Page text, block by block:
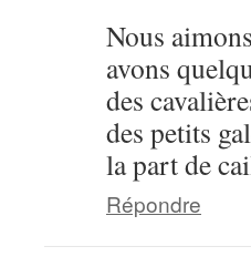
Nous
avons
des
des petits
la part de
Répondre